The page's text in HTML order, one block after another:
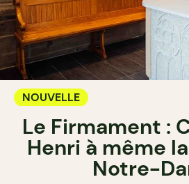
NOUVELLE
Le Firmament :
Henri à même
Notre-